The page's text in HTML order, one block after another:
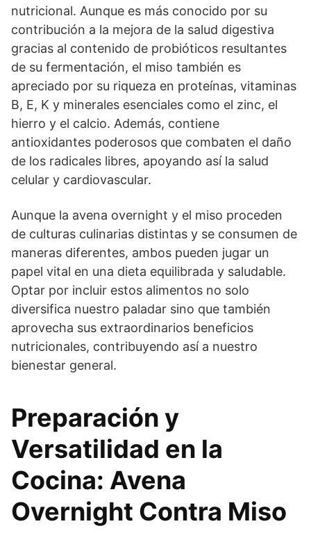
nutricional. Aunque es más conocido por su
contribución a la mejora de la salud digestiva
gracias al contenido de probióticos resultantes
de su fermentación, el miso también es
apreciado por su riqueza en proteínas, vitaminas
B, E, K y minerales esenciales como el zinc, el
hierro y el calcio. Además, contiene
antioxidantes poderosos que combaten el daño
de los radicales libres, apoyando así la salud
celular y cardiovascular.
Aunque la avena overnight y el miso proceden
de culturas culinarias distintas y se consumen de
maneras diferentes, ambos pueden jugar un
papel vital en una dieta equilibrada y saludable.
Optar por incluir estos alimentos no solo
diversifica nuestro paladar sino que también
aprovecha sus extraordinarios beneficios
nutricionales, contribuyendo así a nuestro
bienestar general.
Preparación y
Versatilidad en la
Cocina: Avena
Overnight Contra Miso